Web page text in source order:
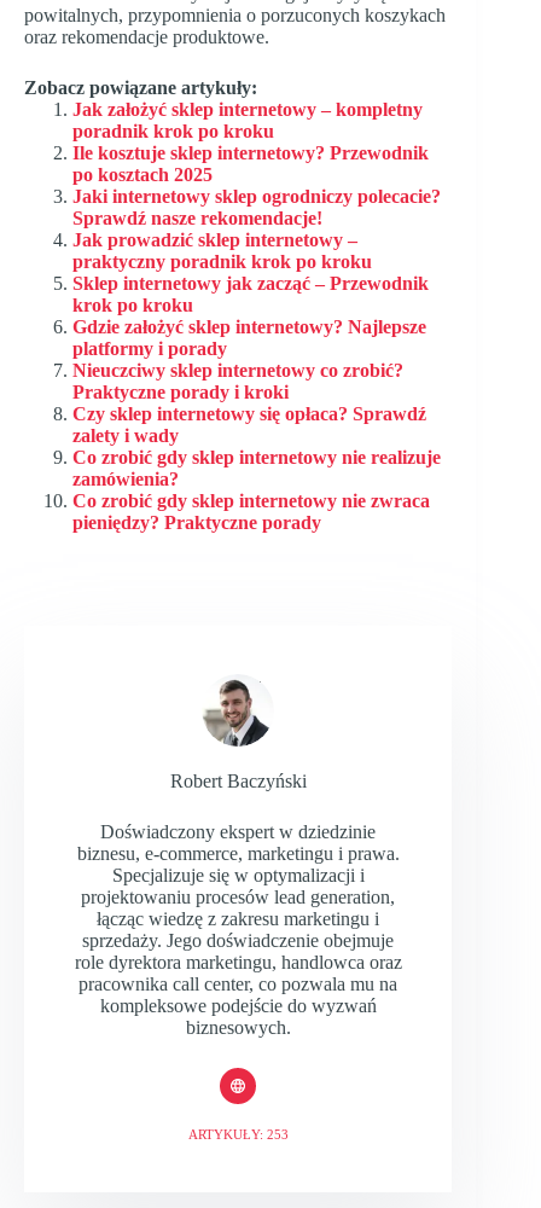
powitalnych, przypomnienia o porzuconych koszykach
oraz rekomendacje produktowe.
Zobacz powiązane artykuły:
Jak założyć sklep internetowy – kompletny
poradnik krok po kroku
Ile kosztuje sklep internetowy? Przewodnik
po kosztach 2025
Jaki internetowy sklep ogrodniczy polecacie?
Sprawdź nasze rekomendacje!
Jak prowadzić sklep internetowy –
praktyczny poradnik krok po kroku
Sklep internetowy jak zacząć – Przewodnik
krok po kroku
Gdzie założyć sklep internetowy? Najlepsze
platformy i porady
Nieuczciwy sklep internetowy co zrobić?
Praktyczne porady i kroki
Czy sklep internetowy się opłaca? Sprawdź
zalety i wady
Co zrobić gdy sklep internetowy nie realizuje
zamówienia?
Co zrobić gdy sklep internetowy nie zwraca
pieniędzy? Praktyczne porady
Robert Baczyński
Doświadczony ekspert w dziedzinie
biznesu, e-commerce, marketingu i prawa.
Specjalizuje się w optymalizacji i
projektowaniu procesów lead generation,
łącząc wiedzę z zakresu marketingu i
sprzedaży. Jego doświadczenie obejmuje
role dyrektora marketingu, handlowca oraz
pracownika call center, co pozwala mu na
kompleksowe podejście do wyzwań
biznesowych.
ARTYKUŁY: 253